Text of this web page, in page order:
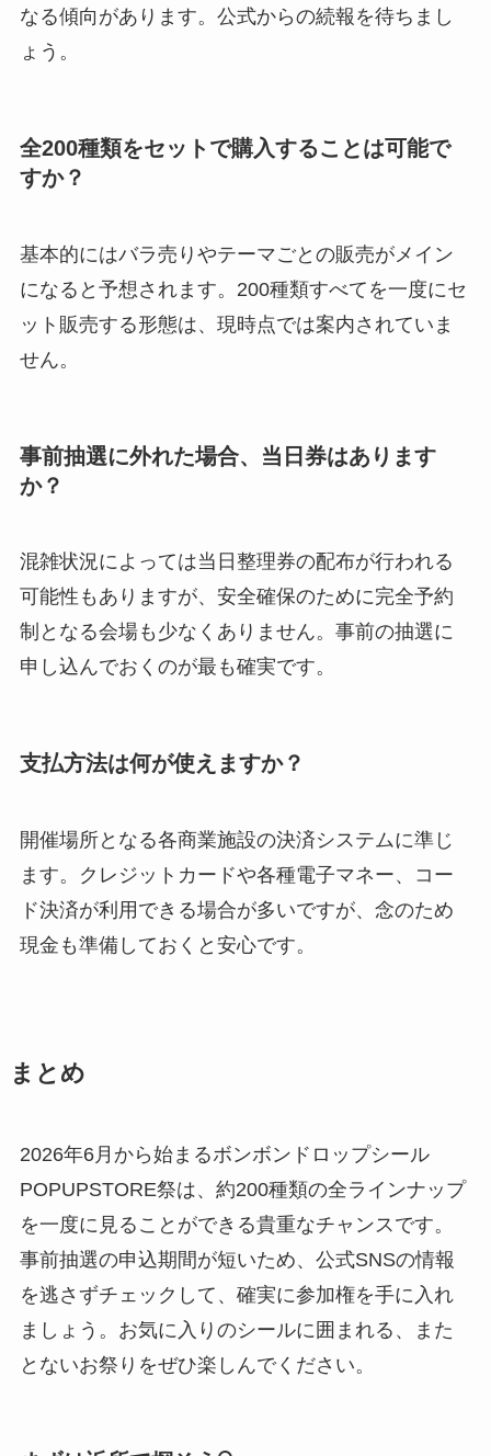
なる傾向があります。公式からの続報を待ちまし
ょう。
全200種類をセットで購入することは可能で
すか？
基本的にはバラ売りやテーマごとの販売がメイン
になると予想されます。200種類すべてを一度にセ
ット販売する形態は、現時点では案内されていま
せん。
事前抽選に外れた場合、当日券はあります
か？
混雑状況によっては当日整理券の配布が行われる
可能性もありますが、安全確保のために完全予約
制となる会場も少なくありません。事前の抽選に
申し込んでおくのが最も確実です。
支払方法は何が使えますか？
開催場所となる各商業施設の決済システムに準じ
ます。クレジットカードや各種電子マネー、コー
ド決済が利用できる場合が多いですが、念のため
現金も準備しておくと安心です。
まとめ
2026年6月から始まるボンボンドロップシール
POPUPSTORE祭は、約200種類の全ラインナップ
を一度に見ることができる貴重なチャンスです。
事前抽選の申込期間が短いため、公式SNSの情報
を逃さずチェックして、確実に参加権を手に入れ
ましょう。お気に入りのシールに囲まれる、また
とないお祭りをぜひ楽しんでください。